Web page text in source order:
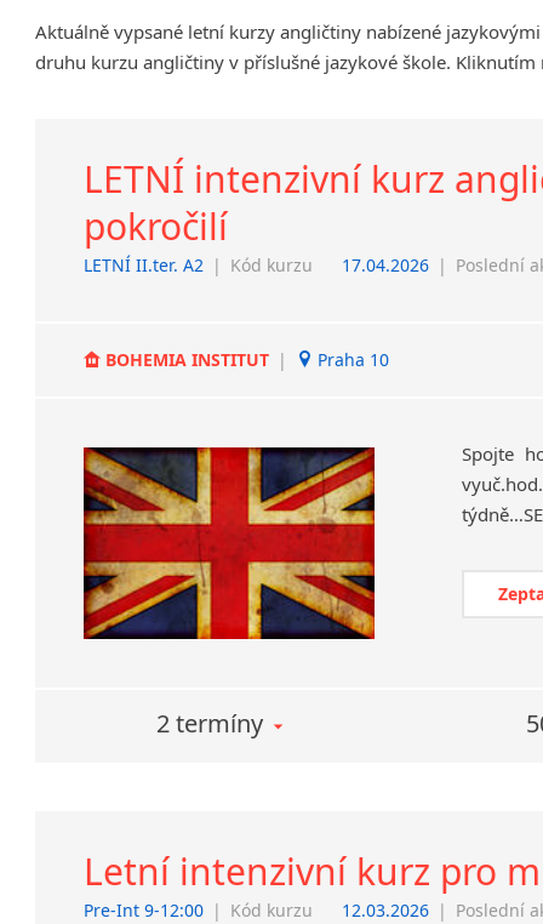
Chrudim
Děčín
Most
Prostějov
Aktuálně vypsané letní kurzy angličtiny nabízené
druhu kurzu angličtiny v příslušné jazykové škole.
LETNÍ intenzivní kurz
pokročilí
LETNÍ II.ter. A2 | Kód kurzu 17.04.2026 | Poslední
BOHEMIA INSTITUT | Praha 10
Spojte
2 termíny
Letní intenzivní kurz pro
Pre-Int 9-12:00 | Kód kurzu 12.03.2026 | Poslední